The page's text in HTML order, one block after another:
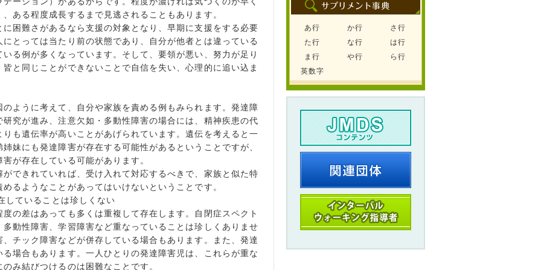
ある程度成長するまで見逃されることもあります。
困難さがあるなら支援の対象となり、早期に支援をする必要
とっては当たり前の状態であり、自分が他者とは違っている
る例が多くなっています。そして、要領が悪い、努力が足り
と同じことができないことで自信を失い、心理的に追い込ま
ように考えて、自分や家族を責める例もみられます。発達障
究が進み、注意欠如・多動性障害の場合には、精神疾患の代
も遺伝率が高いことがあげられています。遺伝を考えると一
妹にも発達障害が存在する可能性があるということですが、
が存在している可能があります。
できれていれば、受け入れて対応するべきで、家族と似た特
るようなことがあってはいけないということです。
していることは珍しくない
の差はあっても多くは重複して存在します。自閉症スペクト
動性障害、学習障害など重なっていることは珍しくありませ
チック障害などが併存している場合もあります。また、発達
場合もあります。一人ひとりの発達障害児は、これらが重な
み結びつけるのは困難なことです。
あ行 か行
さ行
た行
な行
は行
ま行
や行
ら行
英数字